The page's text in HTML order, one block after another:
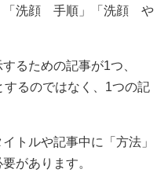
「洗顔 手順」「洗顔 や
るための記事が1つ、
するのではなく、1つの記
トルや記事中に「方法」
があります。